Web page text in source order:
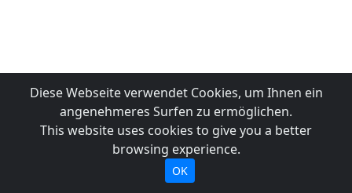
Diese Webseite verwendet Cookies, um Ihnen ein
angenehmeres Surfen zu ermöglichen.
This website uses cookies to give you a better
browsing experience.
OK